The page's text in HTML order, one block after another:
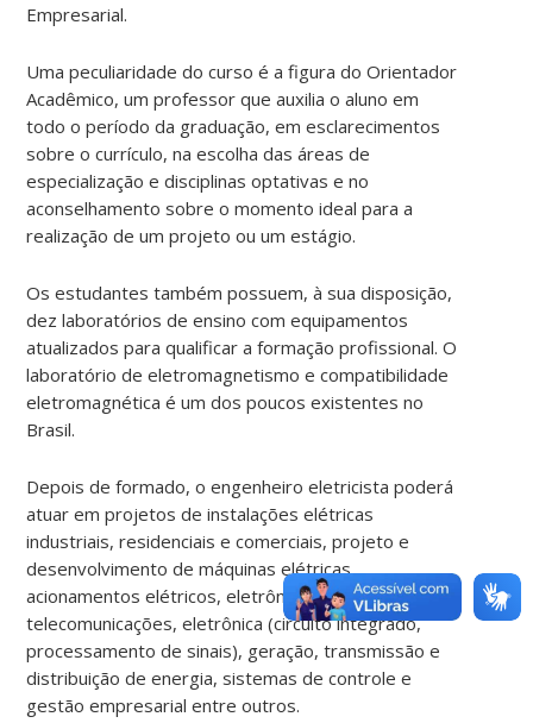
Empresarial.
Uma peculiaridade do curso é a figura do Orientador
Acadêmico, um professor que auxilia o aluno em
todo o período da graduação, em esclarecimentos
sobre o currículo, na escolha das áreas de
especialização e disciplinas optativas e no
aconselhamento sobre o momento ideal para a
realização de um projeto ou um estágio.
Os estudantes também possuem, à sua disposição,
dez laboratórios de ensino com equipamentos
atualizados para qualificar a formação profissional. O
laboratório de eletromagnetismo e compatibilidade
eletromagnética é um dos poucos existentes no
Brasil.
Depois de formado, o engenheiro eletricista poderá
atuar em projetos de instalações elétricas
industriais, residenciais e comerciais, projeto e
desenvolvimento de máquinas elétricas,
acionamentos elétricos, eletrônica industrial,
telecomunicações, eletrônica (circuito integrado,
processamento de sinais), geração, transmissão e
distribuição de energia, sistemas de controle e
gestão empresarial entre outros.